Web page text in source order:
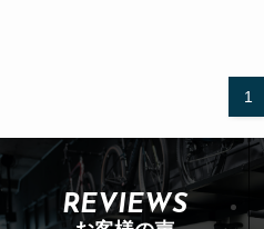
1
REVIEWS